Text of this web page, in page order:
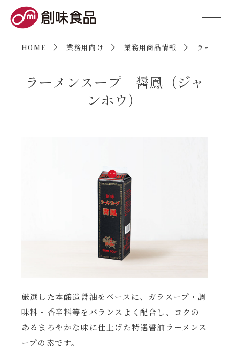
HOME 業務用向け 業務用商品情報 ラーメン
ラーメンスープ 醤鳳（ジャ
ンホウ）
厳選した本醸造醤油をベースに、ガラスープ・調
味料・香辛料等をバランスよく配合し、コクの
あるまろやかな味に仕上げた特選醤油ラーメンス
ープの素です。